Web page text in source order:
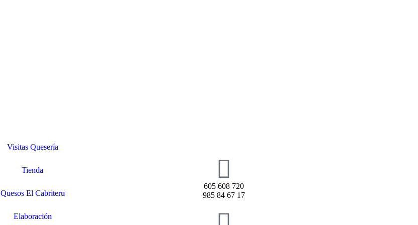
Visitas Quesería
Tienda
Quesos El Cabriteru
Elaboración
605 608 720
985 84 67 17